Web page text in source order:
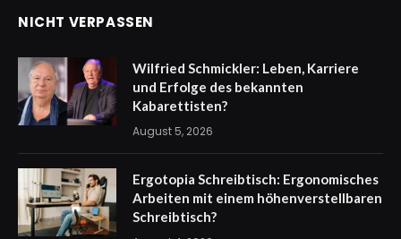
NICHT VERPASSEN
Wilfried Schmickler: Leben, Karriere
und Erfolge des bekannten
Kabarettisten?
August 5, 2026
Ergotopia Schreibtisch: Ergonomisches
Arbeiten mit einem höhenverstellbaren
Schreibtisch?